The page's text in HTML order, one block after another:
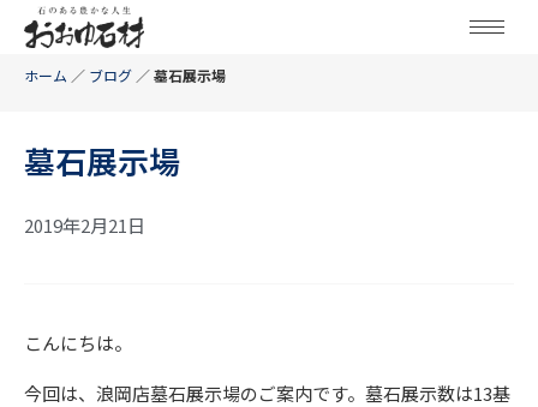
ホーム ／ ブログ ／墓石展示場
墓石展示場
2019年2月21日
こんにちは。
今回は、浪岡店墓石展示場のご案内です。墓石展示数は13基